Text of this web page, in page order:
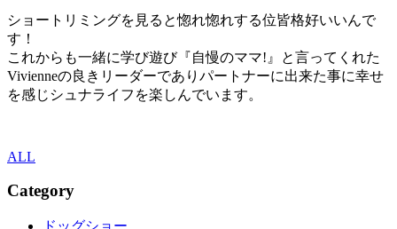
ショートリミングを見ると惚れ惚れする位皆格好いいんで
す！
これからも一緒に学び遊び『自慢のママ!』と言ってくれた
Vivienneの良きリーダーでありパートナーに出来た事に幸せ
を感じシュナライフを楽しんでいます。
ALL
Category